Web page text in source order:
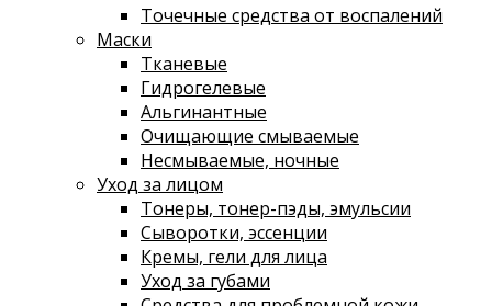
Точечные средства от воспалений
Маски
Тканевые
Гидрогелевые
Альгинантные
Очищающие смываемые
Несмываемые, ночные
Уход за лицом
Тонеры, тонер-пэды, эмульсии
Сыворотки, эссенции
Кремы, гели для лица
Уход за губами